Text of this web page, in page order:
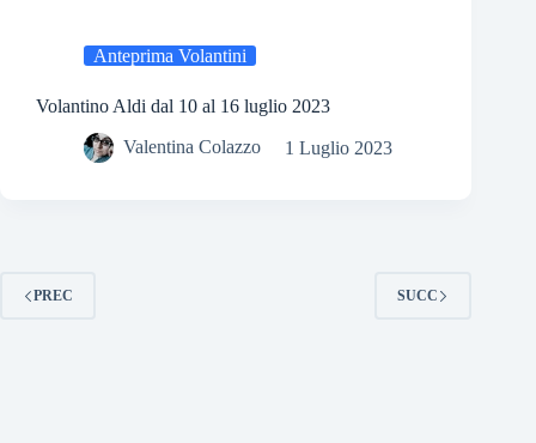
Anteprima Volantini
Volantino Aldi dal 10 al 16 luglio 2023
Valentina Colazzo 1 Luglio 2023
PREC SUCC